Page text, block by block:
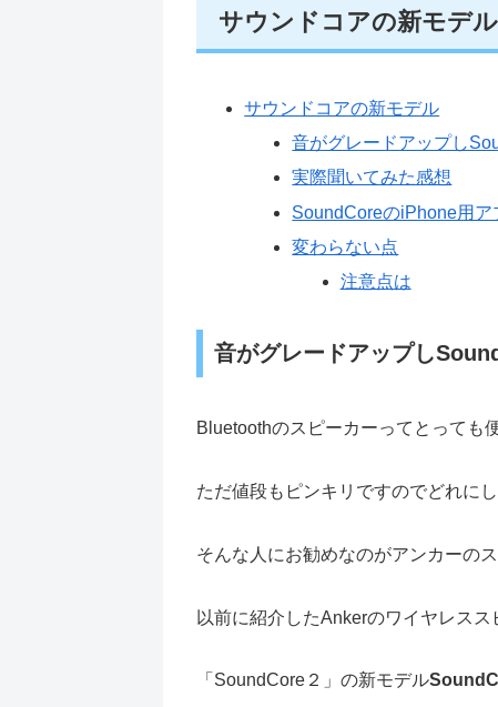
サウンドコアの新モデル
サウンドコアの新モデル
音がグレードアップし
実際聞いてみた感想
SoundCoreのiPhone用ア
変わらない点
注意点は
音がグレードアップし
Bluetoothのスピーカーってとっても
ただ値段もピンキリですのでどれに
そんな人にお勧めなのがアンカーのス
以前に紹介したAnkerのワイヤレスス
「SoundCore２」の新モデル